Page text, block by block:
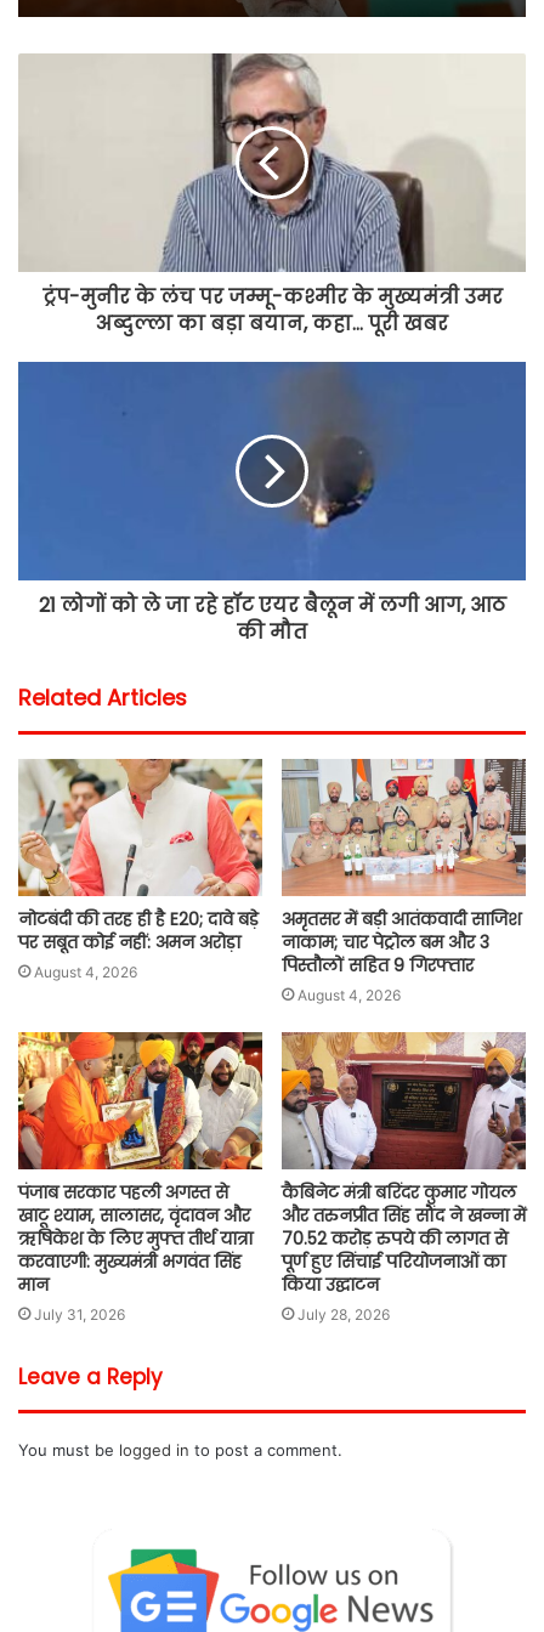
ट्रंप-मुनीर के लंच पर जम्मू-कश्मीर के मुख्यमंत्री उमर
अब्दुल्ला का बड़ा बयान, कहा… पूरी खबर
21 लोगों को ले जा रहे हॉट एयर बैलून में लगी आग, आठ
की मौत
Related Articles
नोटबंदी की तरह ही है E20; दावे बड़े
पर सबूत कोई नहीं: अमन अरोड़ा
August 4, 2026
अमृतसर में बड़ी आतंकवादी साजिश
नाकाम; चार पेट्रोल बम और 3
पिस्तौलों सहित 9 गिरफ्तार
August 4, 2026
पंजाब सरकार पहली अगस्त से
खाटू श्याम, सालासर, वृंदावन और
ऋषिकेश के लिए मुफ्त तीर्थ यात्रा
करवाएगी: मुख्यमंत्री भगवंत सिंह
मान
July 31, 2026
कैबिनेट मंत्री बरिंदर कुमार गोयल
और तरुनप्रीत सिंह सौंद ने खन्ना में
70.52 करोड़ रुपये की लागत से
पूर्ण हुए सिंचाई परियोजनाओं का
किया उद्घाटन
July 28, 2026
Leave a Reply
You must be logged in to post a comment.